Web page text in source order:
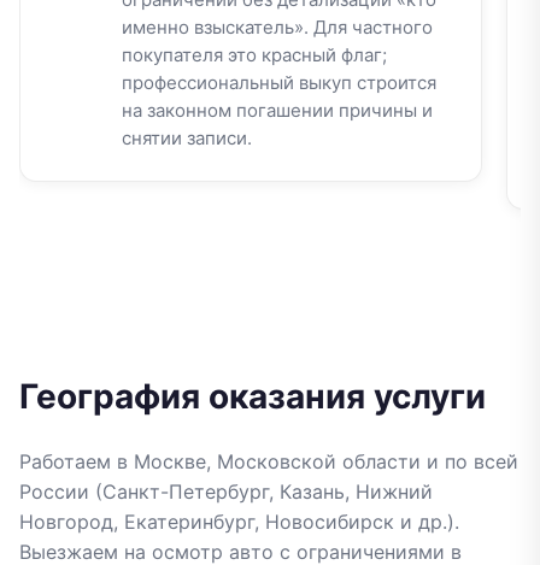
именно взыскатель». Для частного
покупателя это красный флаг;
профессиональный выкуп строится
на законном погашении причины и
снятии записи.
География оказания услуги
Работаем в Москве, Московской области и по всей
России (Санкт-Петербург, Казань, Нижний
Новгород, Екатеринбург, Новосибирск и др.).
Выезжаем на осмотр авто с ограничениями в